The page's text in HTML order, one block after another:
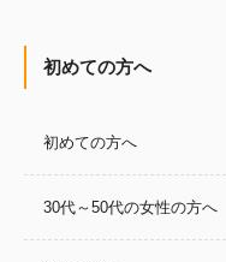
初めての方へ
初めての方へ
30代～50代の女性の方へ